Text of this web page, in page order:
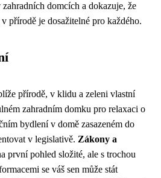
domcích a dokazuje, že
přírodě je dosažitelné pro každého.
přírodě, v klidu a zeleni vlastní
zahradním domku pro relaxaci o
bydlení v domě zasazeném do
v legislativě. Zákony a
první pohled složité, ale s trochou
se váš sen může stát